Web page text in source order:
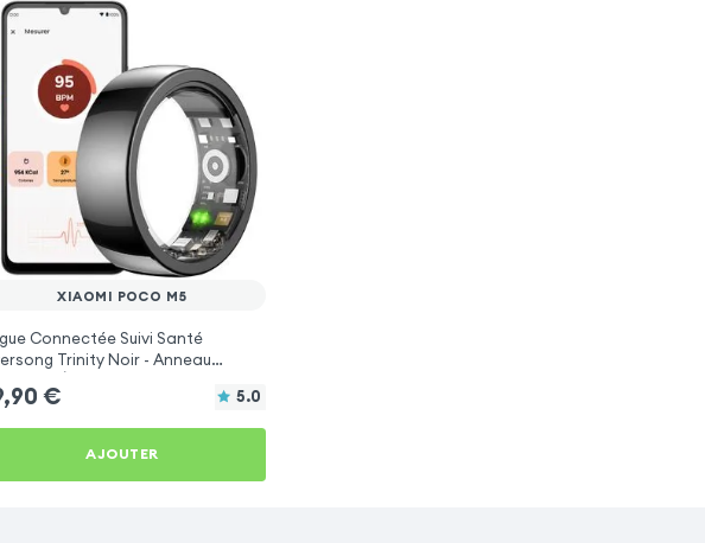
XIAOMI POCO M5
Connectée Suivi Santé
Trinity Noir - Anneau
€ 5.0
AJOUTER